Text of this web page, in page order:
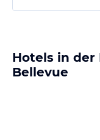
Hotels in der
Bellevue